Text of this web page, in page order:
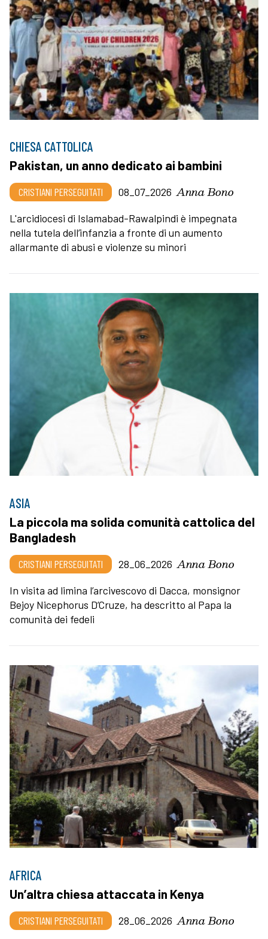
CHIESA CATTOLICA
Pakistan, un anno dedicato ai bambini
CRISTIANI PERSEGUITATI 08_07_2026 Anna Bono
L'arcidiocesi di Islamabad-Rawalpindi è impegnata
nella tutela dell’infanzia a fronte di un aumento
allarmante di abusi e violenze su minori
ASIA
La piccola ma solida comunità cattolica del
Bangladesh
CRISTIANI PERSEGUITATI 28_06_2026 Anna Bono
In visita ad limina l’arcivescovo di Dacca, monsignor
Bejoy Nicephorus D’Cruze, ha descritto al Papa la
comunità dei fedeli
AFRICA
Un’altra chiesa attaccata in Kenya
CRISTIANI PERSEGUITATI 28_06_2026 Anna Bono